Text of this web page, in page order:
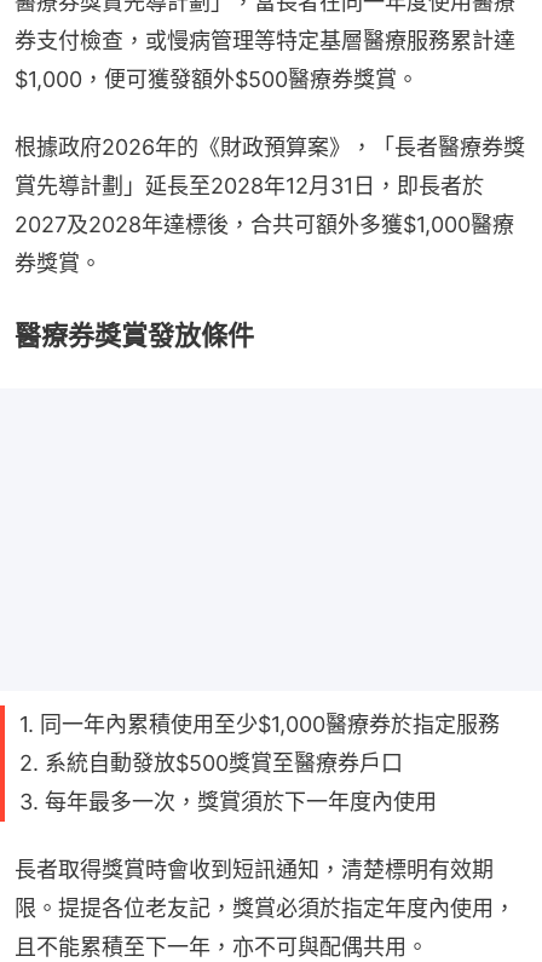
券支付檢查，或慢病管理等特定基層醫療服務累計達
$1,000，便可獲發額外$500醫療券獎賞。
根據政府2026年的《財政預算案》，「長者醫療券獎
賞先導計劃」延長至2028年12月31日，即長者於
2027及2028年達標後，合共可額外多獲$1,000醫療
券獎賞。
醫療券獎賞發放條件
1. 同一年內累積使用至少$1,000醫療券於指定服務
2. 系統自動發放$500獎賞至醫療券戶口
3. 每年最多一次，獎賞須於下一年度內使用
長者取得獎賞時會收到短訊通知，清楚標明有效期
限。提提各位老友記，獎賞必須於指定年度內使用，
且不能累積至下一年，亦不可與配偶共用。